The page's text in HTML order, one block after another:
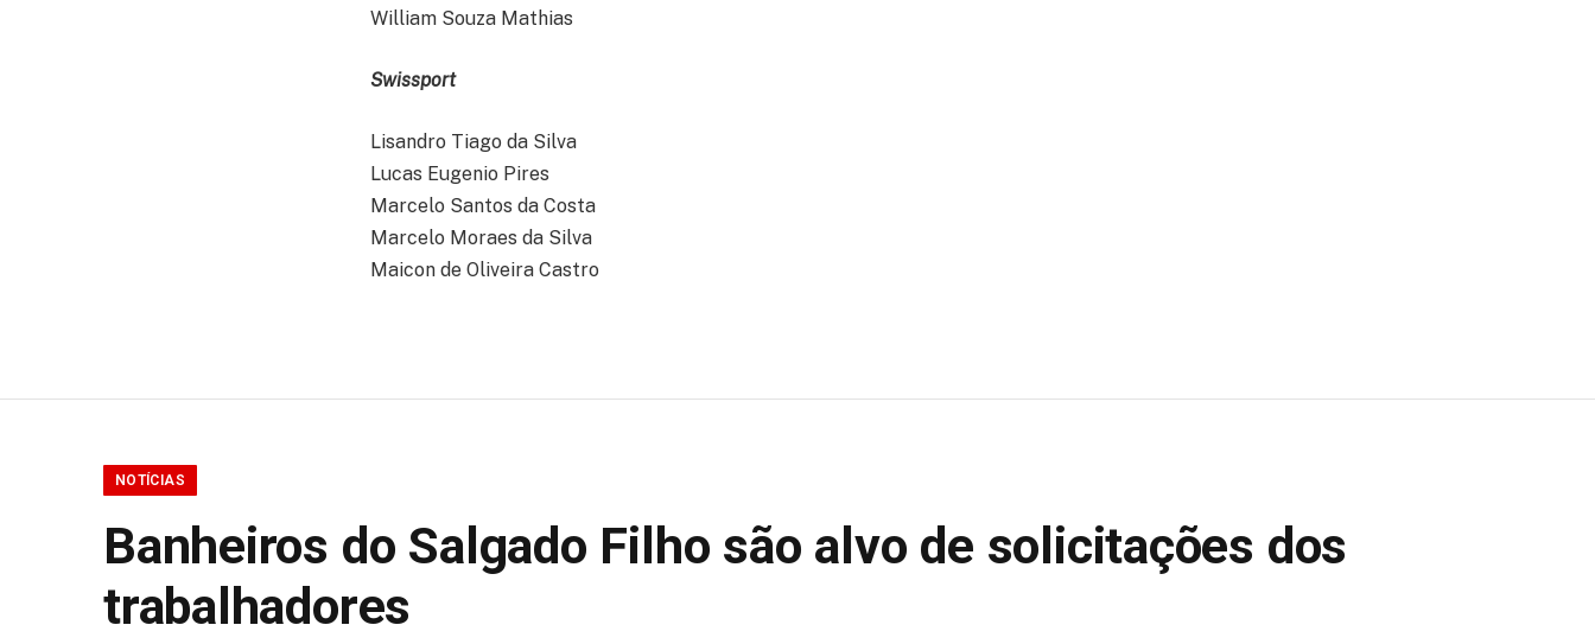
William Souza Mathias
Swissport
Lisandro Tiago da Silva
Lucas Eugenio Pires
Marcelo Santos da Costa
Marcelo Moraes da Silva
Maicon de Oliveira Castro
NOTÍCIAS
Banheiros do Salgado Filho são alvo de solicitações dos
trabalhadores